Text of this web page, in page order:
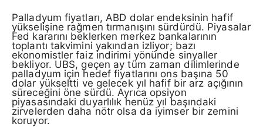
Palladyum fiyatları, ABD dolar endeksinin hafif
yükselişine rağmen tırmanışını sürdürdü. Piyasalar
Fed kararını beklerken merkez bankalarının
toplantı takvimini yakından izliyor; bazı
ekonomistler faiz indirimi yönünde sinyaller
bekliyor. UBS, geçen ay tüm zaman dilimlerinde
palladyum için hedef fiyatlarını ons başına 50
dolar yükseltti ve gelecek yıl hafif bir arz açığının
süreceğini öne sürdü. Ayrıca opsiyon
piyasasındaki duyarlılık henüz yıl başındaki
zirvelerden daha nötr olsa da iyimser bir zemini
koruyor.